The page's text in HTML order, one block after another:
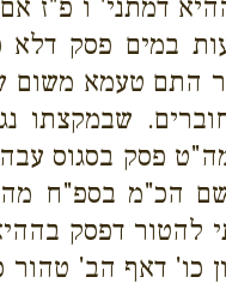
דמתני' ו פ"ז אם
במים פסק דלא
התם טעמא משום
שבמקצתו
פסק בסגוס
הכ"מ בספ"ח
להטור דפסק
כו' דאף הב' טהור